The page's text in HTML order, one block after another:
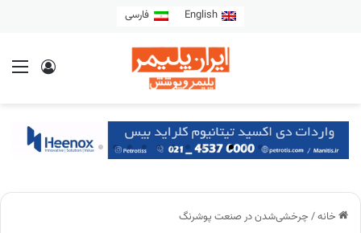
English فارسی
خانه/ چرخشی‌شدن در صنعت پوشرنگ